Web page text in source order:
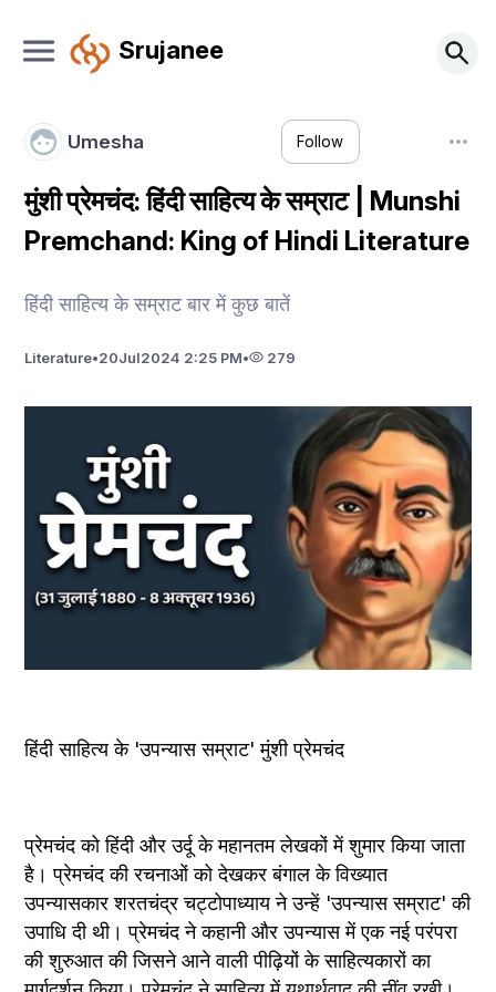
Srujanee
Umesha Follow
मुंशी प्रेमचंद: हिंदी साहित्य के सम्राट | Munshi
Premchand: King of Hindi Literature
हिंदी साहित्य के सम्राट बार में कुछ बातें
Literature•20Jul2024 2:25 PM• 279
हिंदी साहित्य के 'उपन्यास सम्राट' मुंशी प्रेमचंद
प्रेमचंद को हिंदी और उर्दू के महानतम लेखकों में शुमार किया जाता
है। प्रेमचंद की रचनाओं को देखकर बंगाल के विख्यात
उपन्यासकार शरतचंद्र चट्टोपाध्याय ने उन्हें 'उपन्यास सम्राट' की
उपाधि दी थी। प्रेमचंद ने कहानी और उपन्यास में एक नई परंपरा
की शुरुआत की जिसने आने वाली पीढ़ियों के साहित्यकारों का